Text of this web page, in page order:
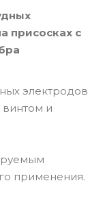
присосках с
электродов
винтом и
применения.